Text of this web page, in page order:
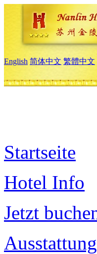
English 简体中文 繁體中文
Startseite
Hotel Info
Jetzt
Ausstattung